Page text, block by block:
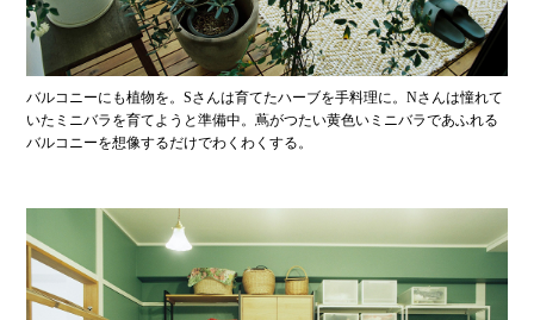
バルコニーにも植物を。Sさんは育てたハーブを手料理に。Nさんは憧れて
いたミニバラを育てようと準備中。蔦がつたい黄色いミニバラであふれる
バルコニーを想像するだけでわくわくする。